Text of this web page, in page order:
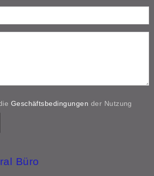
Geschäftsbedingungen der Nutzung
Büro